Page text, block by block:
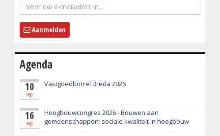
Aanmelden
Agenda
10
sep
Vastgoedborrel Breda 2026
16
sep
Hoogbouwcongres 2026 - Bouwen aan
gemeenschappen: sociale kwaliteit in hoogbouw